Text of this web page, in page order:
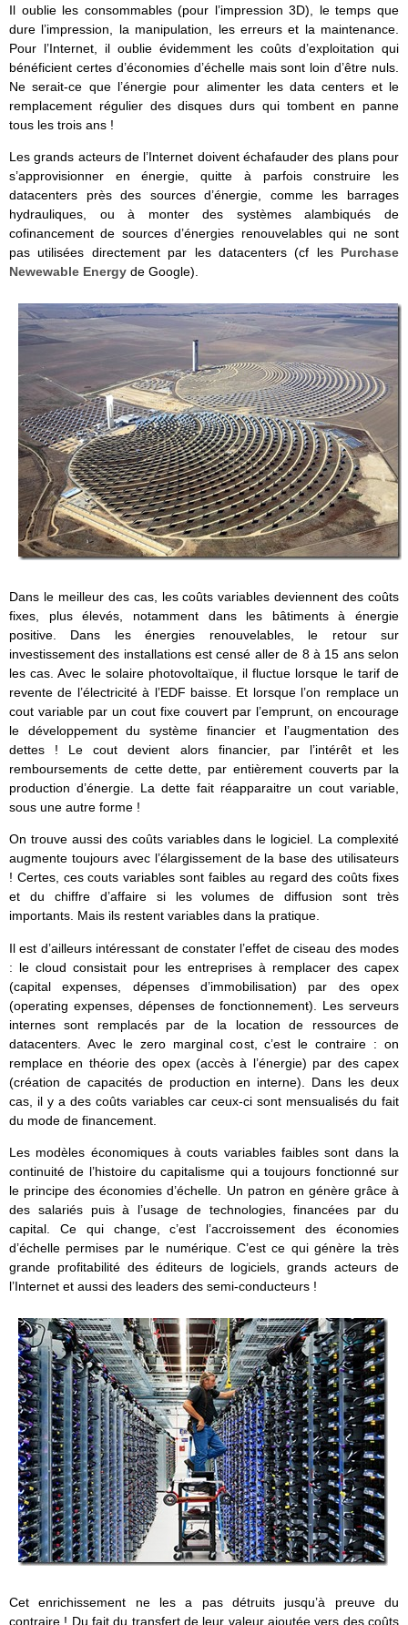
Il oublie les consommables (pour l’impression 3D), le temps que
dure l’impression, la manipulation, les erreurs et la maintenance.
Pour l’Internet, il oublie évidemment les coûts d’exploitation qui
bénéficient certes d’économies d’échelle mais sont loin d’être nuls.
Ne serait-ce que l’énergie pour alimenter les data centers et le
remplacement régulier des disques durs qui tombent en panne
tous les trois ans !
Les grands acteurs de l’Internet doivent échafauder des plans pour
s’approvisionner en énergie, quitte à parfois construire les
datacenters près des sources d’énergie, comme les barrages
hydrauliques, ou à monter des systèmes alambiqués de
cofinancement de sources d’énergies renouvelables qui ne sont
pas utilisées directement par les datacenters (cf les Purchase
Newewable Energy de Google).
Dans le meilleur des cas, les coûts variables deviennent des coûts
fixes, plus élevés, notamment dans les bâtiments à énergie
positive. Dans les énergies renouvelables, le retour sur
investissement des installations est censé aller de 8 à 15 ans selon
les cas. Avec le solaire photovoltaïque, il fluctue lorsque le tarif de
revente de l’électricité à l’EDF baisse. Et lorsque l’on remplace un
cout variable par un cout fixe couvert par l’emprunt, on encourage
le développement du système financier et l’augmentation des
dettes ! Le cout devient alors financier, par l’intérêt et les
remboursements de cette dette, par entièrement couverts par la
production d’énergie. La dette fait réapparaitre un cout variable,
sous une autre forme !
On trouve aussi des coûts variables dans le logiciel. La complexité
augmente toujours avec l’élargissement de la base des utilisateurs
! Certes, ces couts variables sont faibles au regard des coûts fixes
et du chiffre d’affaire si les volumes de diffusion sont très
importants. Mais ils restent variables dans la pratique.
Il est d’ailleurs intéressant de constater l’effet de ciseau des modes
: le cloud consistait pour les entreprises à remplacer des capex
(capital expenses, dépenses d’immobilisation) par des opex
(operating expenses, dépenses de fonctionnement). Les serveurs
internes sont remplacés par de la location de ressources de
datacenters. Avec le zero marginal cost, c’est le contraire : on
remplace en théorie des opex (accès à l’énergie) par des capex
(création de capacités de production en interne). Dans les deux
cas, il y a des coûts variables car ceux-ci sont mensualisés du fait
du mode de financement.
Les modèles économiques à couts variables faibles sont dans la
continuité de l’histoire du capitalisme qui a toujours fonctionné sur
le principe des économies d’échelle. Un patron en génère grâce à
des salariés puis à l’usage de technologies, financées par du
capital. Ce qui change, c’est l’accroissement des économies
d’échelle permises par le numérique. C’est ce qui génère la très
grande profitabilité des éditeurs de logiciels, grands acteurs de
l’Internet et aussi des leaders des semi-conducteurs !
Cet enrichissement ne les a pas détruits jusqu’à preuve du
contraire ! Du fait du transfert de leur valeur ajoutée vers des coûts